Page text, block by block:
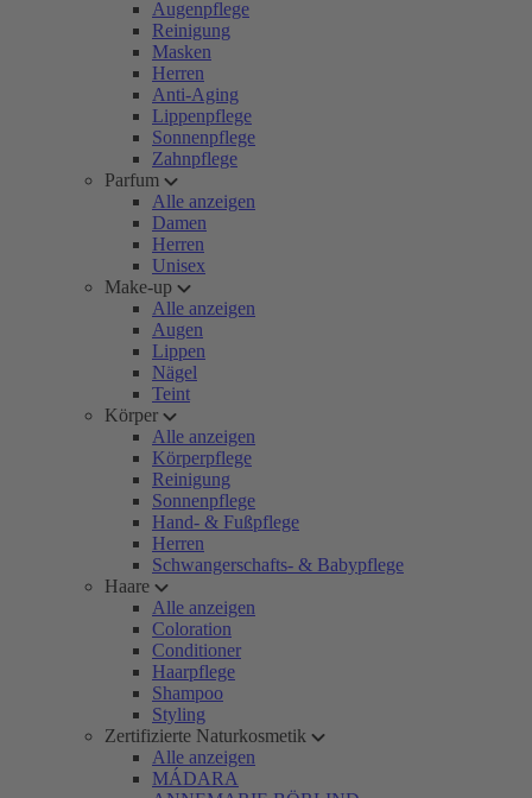
Augenpflege
Reinigung
Masken
Herren
Anti-Aging
Lippenpflege
Sonnenpflege
Zahnpflege
Parfum
Alle anzeigen
Damen
Herren
Unisex
Make-up
Alle anzeigen
Augen
Lippen
Nägel
Teint
Körper
Alle anzeigen
Körperpflege
Reinigung
Sonnenpflege
Hand- & Fußpflege
Herren
Schwangerschafts- & Babypflege
Haare
Alle anzeigen
Coloration
Conditioner
Haarpflege
Shampoo
Styling
Zertifizierte Naturkosmetik
Alle anzeigen
MÁDARA